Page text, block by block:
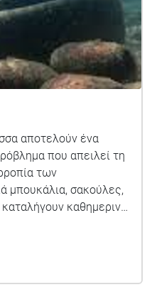
αποτελούν ένα
που απειλεί τη
των
μπουκάλια, σακούλες,
καταλήγουν καθημερινά
αποχετεύσεων
αυτά ή τα καταπίνουν,